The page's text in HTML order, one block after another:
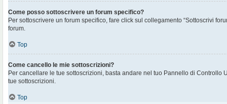
Come posso sottoscrivere un forum specifico?
Per sottoscrivere un forum specifico, fare click sul collegamento “Sottoscrivi
forum.
Top
Come cancello le mie sottoscrizioni?
Per cancellare le tue sottoscrizioni, basta andare nel tuo Pannello di Controllo
tue sottoscrizioni.
Top